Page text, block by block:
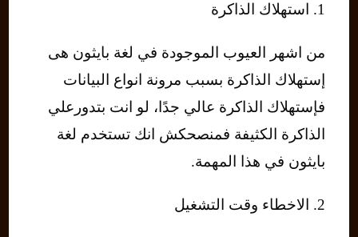
1. استهلاك الذاكرة
من اشهر العيوب الموجودة في لغة بايثون هى
إستهلاك الذاكرة بسبب مرونة انواع البيانات
فإستهلاك الذاكرة عالي جدًا، لو انت بتدورعلي
الذاكرة الكثيفة فمنصحكش انك تستخدم لغة
بايثون في هذا المهمة.
2. الاخطاء وقت التشغيل